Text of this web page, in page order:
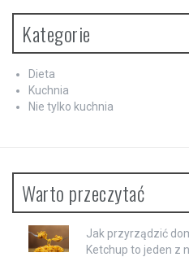
Kategorie
Dieta
Kuchnia
Nie tylko kuchnia
Warto przeczytać
Jak przyrządzić
Ketchup to jeden z